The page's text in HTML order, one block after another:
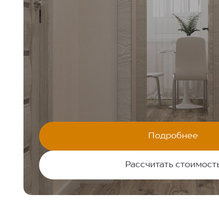
Подробнее
Рассчитать
«МОЯ ЛЕГЕНДА»
1-комнатная квартира:45,3 М²
КОМФОРТ+